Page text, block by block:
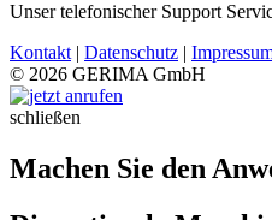
Unser telefonischer Support
Kontakt | Datenschutz |
© 2026 GERIMA GmbH
schließen
Machen Sie den